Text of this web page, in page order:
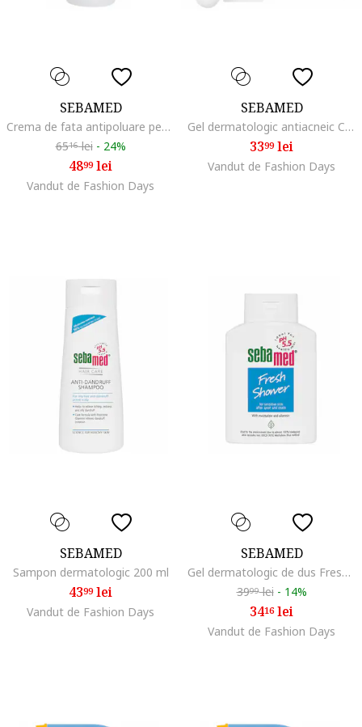
SEBAMED
Crema de fata antipoluare pentru utilizare zilnica SPF 20, 40 ml
6516lei - 24%
4899lei
Vandut de Fashion Days
SEBAMED
Gel dermatologic antiacneic Clear Face pentru tratamentul cosurilor, 10 ml
3399lei
Vandut de Fashion Days
SEBAMED
Sampon dermatologic 200 ml
4399lei
Vandut de Fashion Days
SEBAMED
Gel dermatologic de dus Fresh, 200 ml
3999lei - 14%
3416lei
Vandut de Fashion Days